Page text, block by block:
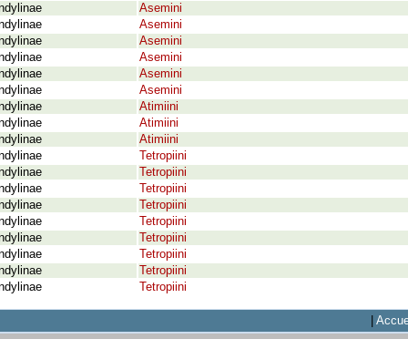
Asemini
Asemini
Asemini
Asemini
Asemini
Asemini
Atimiini
Atimiini
Atimiini
Tetropiini
Tetropiini
Tetropiini
Tetropiini
Tetropiini
Tetropiini
Tetropiini
Tetropiini
Tetropiini